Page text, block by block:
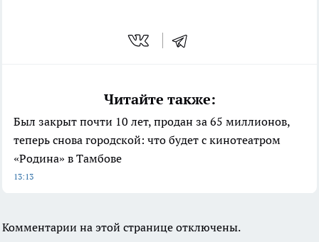
Читайте также:
Был закрыт почти 10 лет, продан за 65 миллионов,
теперь снова городской: что будет с кинотеатром
«Родина» в Тамбове
13:13
Комментарии на этой странице отключены.